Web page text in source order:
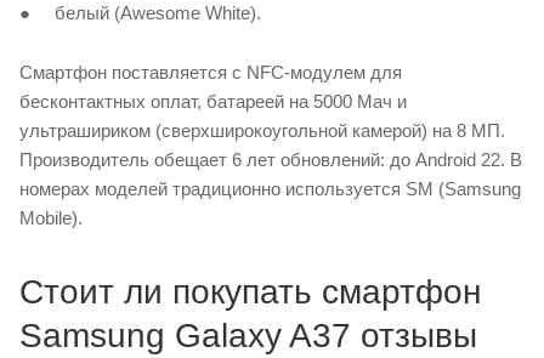
● белый (Awesome White).
Смартфон поставляется с NFC-модулем для
бесконтактных оплат, батареей на 5000 Мач и
ультрашириком (сверхширокоугольной камерой) на 8 МП.
Производитель обещает 6 лет обновлений: до Android 22. В
номерах моделей традиционно используется SM (Samsung
Mobile).
Стоит ли покупать смартфон
Samsung Galaxy A37 отзывы